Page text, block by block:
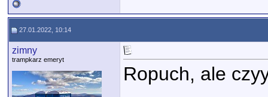
27.01.2022, 10:14
zimny
trampkarz emeryt
Ropuch, ale